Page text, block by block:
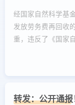
经国家自然科学基
发放劳务费再回收
重，违反了《国家
规定。经国家自然
家自然科学基金项
基金项目申请和参
转发：公开通